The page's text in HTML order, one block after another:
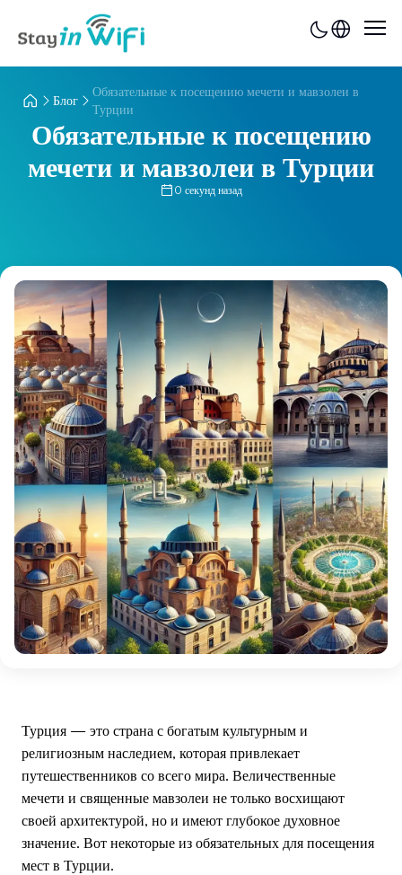
Блог
Обязательные к посещению мечети и мавзолеи в
Турции
Обязательные к посещению
мечети и мавзолеи в Турции
0 секунд назад
Турция — это страна с богатым культурным и
религиозным наследием, которая привлекает
путешественников со всего мира. Величественные
мечети и священные мавзолеи не только восхищают
своей архитектурой, но и имеют глубокое духовное
значение. Вот некоторые из обязательных для посещения
мест в Турции.